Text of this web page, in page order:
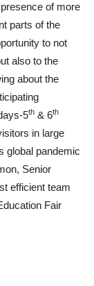
of more
parts of the
to not
also to the
about the
5th & 6th
in large
global pandemic
Senior
efficient team
Fair